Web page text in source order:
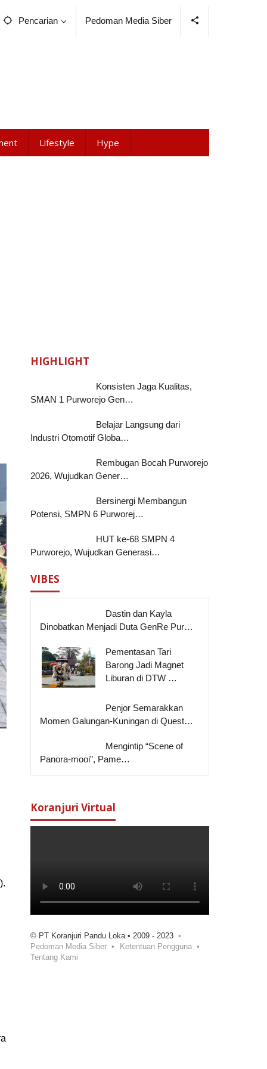
Pencarian Pedoman Media Siber
Lifestyle Hype
HIGHLIGHT
Konsisten Jaga Kualitas,
SMAN 1 Purworejo Gen…
Belajar Langsung dari
Industri Otomotif Globa…
Rembugan Bocah Purworejo
2026, Wujudkan Gener…
Bersinergi Membangun
Potensi, SMPN 6 Purworej…
HUT ke-68 SMPN 4
Purworejo, Wujudkan Generasi…
VIBES
Dastin dan Kayla
Dinobatkan Menjadi Duta GenRe Pur…
Pementasan Tari
Barong Jadi Magnet
Liburan di DTW …
Penjor Semarakkan
Momen Galungan-Kuningan di Quest…
Mengintip “Scene of
Panora-mooi”, Pame…
Koranjuri Virtual
© PT Koranjuri Pandu Loka • 2009 - 2023
Pedoman Media Siber
Ketentuan Pengguna
Tentang Kami